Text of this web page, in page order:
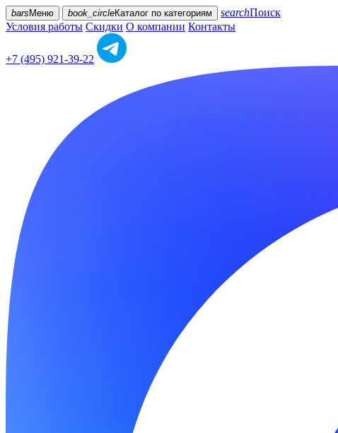
bars Меню book_circleКаталог по категориям searchПоиск
Условия работы Скидки О компании Контакты
+7 (495) 921-39-22